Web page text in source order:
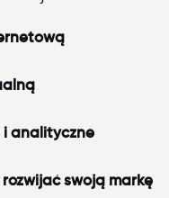
i analityczne
swoją markę